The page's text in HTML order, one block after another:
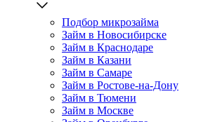
Подбор микрозайма
Займ в Новосибирске
Займ в Краснодаре
Займ в Казани
Займ в Самаре
Займ в Ростове-на-Дону
Займ в Тюмени
Займ в Москве